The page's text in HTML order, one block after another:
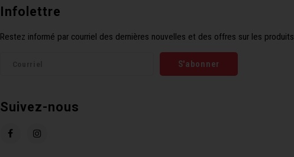
Infolettre
Restez informé par courriel des dernières nouvelles et des offres sur les produits
S'abonner
Suivez-nous